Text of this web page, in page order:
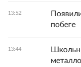
13:52
побеге
13:44